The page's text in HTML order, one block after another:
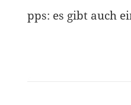
pps: es gibt auch